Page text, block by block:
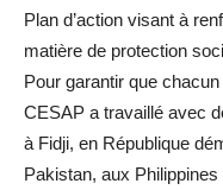
Plan d’action visant à
matière de protection
Pour garantir que
CESAP a travaillé avec
à Fidji, en République
Pakistan, aux